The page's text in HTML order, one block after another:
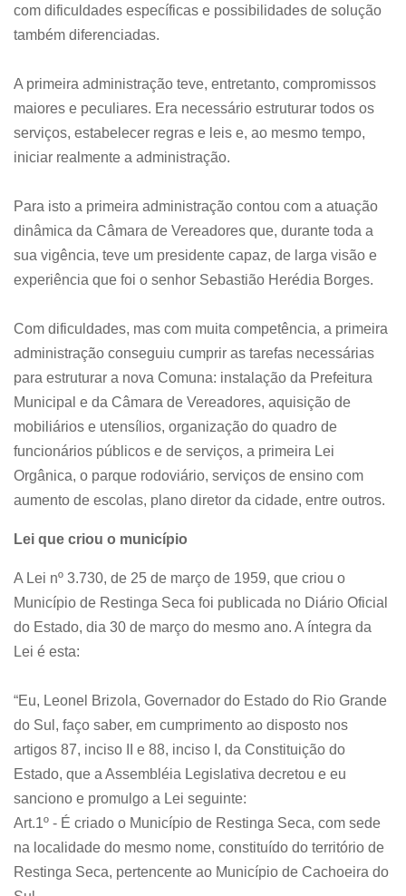
com dificuldades específicas e possibilidades de solução
também diferenciadas.
A primeira administração teve, entretanto, compromissos
maiores e peculiares. Era necessário estruturar todos os
serviços, estabelecer regras e leis e, ao mesmo tempo,
iniciar realmente a administração.
Para isto a primeira administração contou com a atuação
dinâmica da Câmara de Vereadores que, durante toda a
sua vigência, teve um presidente capaz, de larga visão e
experiência que foi o senhor Sebastião Herédia Borges.
Com dificuldades, mas com muita competência, a primeira
administração conseguiu cumprir as tarefas necessárias
para estruturar a nova Comuna: instalação da Prefeitura
Municipal e da Câmara de Vereadores, aquisição de
mobiliários e utensílios, organização do quadro de
funcionários públicos e de serviços, a primeira Lei
Orgânica, o parque rodoviário, serviços de ensino com
aumento de escolas, plano diretor da cidade, entre outros.
Lei que criou o município
A Lei nº 3.730, de 25 de março de 1959, que criou o
Município de Restinga Seca foi publicada no Diário Oficial
do Estado, dia 30 de março do mesmo ano. A íntegra da
Lei é esta:
“Eu, Leonel Brizola, Governador do Estado do Rio Grande
do Sul, faço saber, em cumprimento ao disposto nos
artigos 87, inciso II e 88, inciso I, da Constituição do
Estado, que a Assembléia Legislativa decretou e eu
sanciono e promulgo a Lei seguinte:
Art.1º - É criado o Município de Restinga Seca, com sede
na localidade do mesmo nome, constituído do território de
Restinga Seca, pertencente ao Município de Cachoeira do